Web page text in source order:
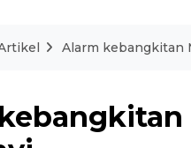
Alarm kebangkitan